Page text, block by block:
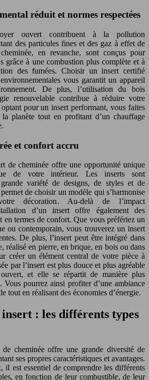
réduit et normes respectées
ouvert contribuent à la pollution
des particules fines et des gaz à effet de
en revanche, sont conçus pour
grâce à une combustion plus complète et à
des fumées. Choisir un insert certifié
vous garantit un appareil
De plus, l’utilisation du bois
renouvelable contribue à réduire votre
pour un insert performant, vous faites
planète tout en profitant d’un chauffage
et confort accru
de cheminée offre une opportunité unique
de votre intérieur. Les inserts sont
variété de designs, de styles et de
de choisir un modèle qui s’harmonise
décoration. Au-delà de l’impact
d’un insert offre également des
en termes de confort. Que vous préfériez un
ou contemporain, vous trouverez un insert
De plus, l’insert peut être intégré dans
réalisé en pierre, en brique, en bois ou dans
créer un élément central de votre pièce à
par l’insert est plus douce et plus agréable
et elle se répartit de manière plus
Vous pourrez ainsi profiter d’une ambiance
tout en réalisant des économies d’énergie.
: les différents types
cheminée offre une grande diversité de
ses propres caractéristiques et avantages.
il est essentiel de comprendre les différents
en fonction de leur combustible, de leur